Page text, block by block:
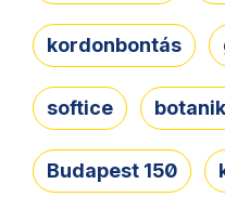
kordonbontás
softice
Budapest 150